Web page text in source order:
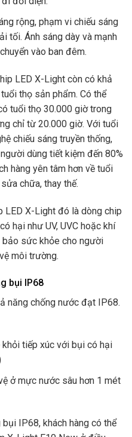
rộng, phạm vi chiếu sáng
tối. Ánh sáng dày và mạnh
vào ban đêm.
LED X-Light còn có khả
thọ sản phẩm. Có thể
tuổi thọ 30.000 giờ trong
chỉ từ 20.000 giờ. Với tuổi
chiếu sáng truyền thống,
dùng tiết kiệm đến 80%
hàng yên tâm hơn về tuổi
chữa, thay thế.
LED X-Light đó là dòng chip
hại như UV, UVC hoặc khí
sức khỏe cho người
môi trường.
bụi IP68
năng chống nước đạt IP68.
khỏi tiếp xúc với bụi có hại
ở mực nước sâu hơn 1 mét
IP68, khách hàng có thể